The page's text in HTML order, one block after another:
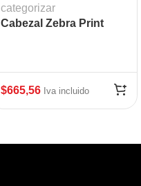
categorizar
Cabezal Zebra Print
$665,56 Iva incluido